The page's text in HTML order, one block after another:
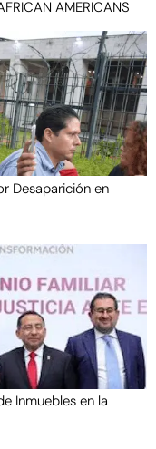
AMERICANS
Desaparición en
Inmuebles en la